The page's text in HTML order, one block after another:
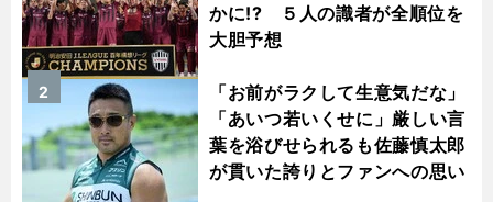
かに!? ５人の識者が全順位を
大胆予想
「お前がラクして生意気だな」
「あいつ若いくせに」厳しい言
葉を浴びせられるも佐藤慎太郎
が貫いた誇りとファンへの思い
2